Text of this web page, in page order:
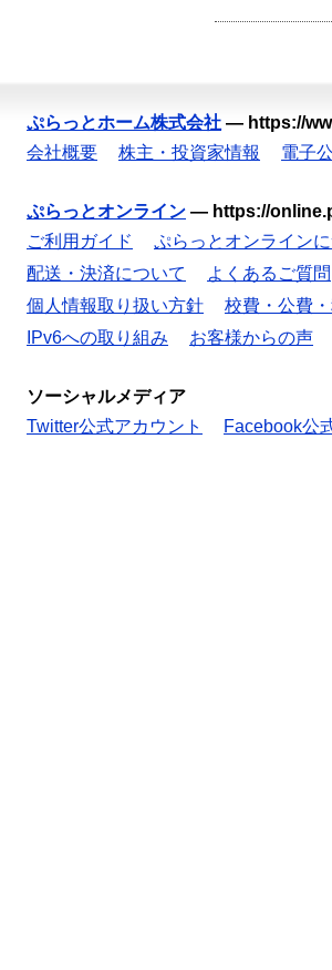
ぷらっとホーム株式会社 — https://
会社概要
株主・投資家情報 電子
ぷらっとオンライン — https://
ご利用ガイド
ぷらっとオンライン
配送・決済について
よくあるご質問
個人情報取り扱い方針
校費・公費
IPv6への取り組み
お客様からの声
ソーシャルメディア
Twitter公式アカウント
Facebook公